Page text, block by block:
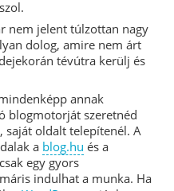
nem jelent túlzottan nagy
dolog, amire nem árt
tévútra kerülj és
annak
blogmotorját szeretnéd
saját oldalt telepítenél. A
a blog.hu és a
egy gyors
indulhat a munka. Ha